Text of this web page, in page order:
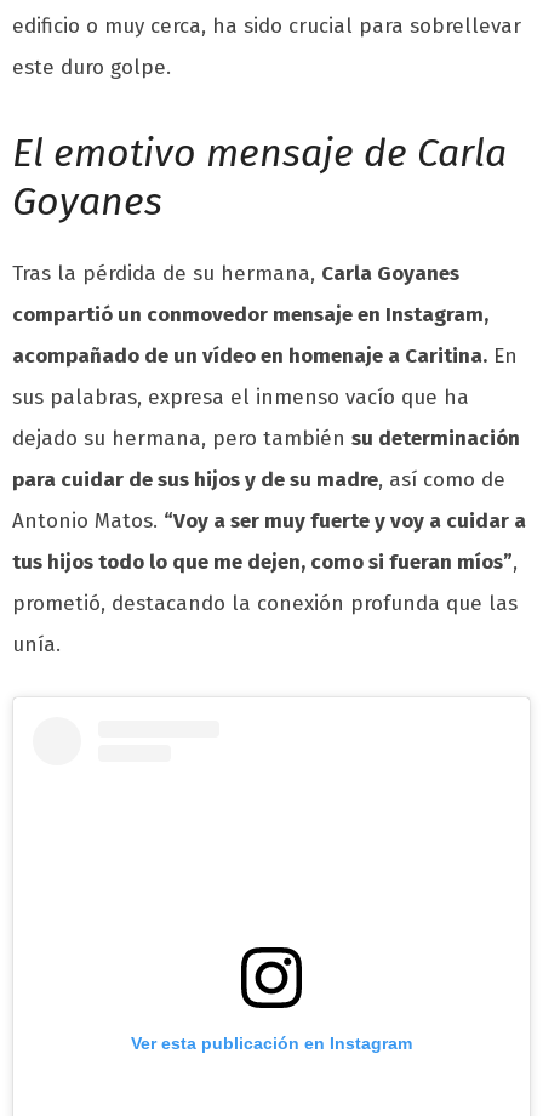
edificio o muy cerca, ha sido crucial para sobrellevar
este duro golpe.
El emotivo mensaje de Carla
Goyanes
Tras la pérdida de su hermana, Carla Goyanes
compartió un conmovedor mensaje en Instagram,
acompañado de un vídeo en homenaje a Caritina. En
sus palabras, expresa el inmenso vacío que ha
dejado su hermana, pero también su determinación
para cuidar de sus hijos y de su madre, así como de
Antonio Matos. “Voy a ser muy fuerte y voy a cuidar a
tus hijos todo lo que me dejen, como si fueran míos”,
prometió, destacando la conexión profunda que las
unía.
Ver esta publicación en Instagram